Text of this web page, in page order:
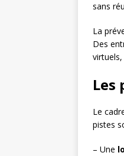
sans
La
Des
Les
Le
pistes
– Une